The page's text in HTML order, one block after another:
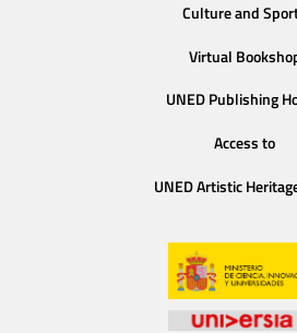
Culture and
Virtual
UNED Publishing
Access to
UNED Artistic